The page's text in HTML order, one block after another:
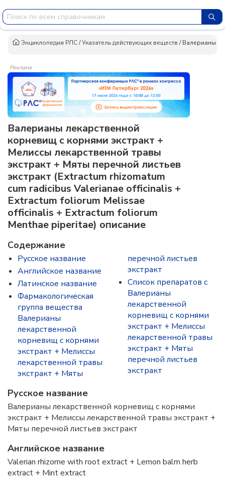
Энциклопедия РЛС/Указатель действующих веществ /Валерианы
Реклама
Валерианы лекарственной
корневищ с корнями экстракт +
Мелиссы лекарственной травы
экстракт + Мяты перечной листьев
экстракт (Extractum rhizomatum
cum radicibus Valerianae officinalis +
Extractum foliorum Melissae
officinalis + Extractum foliorum
Menthae piperitae) описание
Содержание
Русское название
Английское название
Латинское название
Фармакологическая
группа вещества
Валерианы
лекарственной
корневищ с корнями
экстракт + Мелиссы
лекарственной травы
экстракт + Мяты
перечной листьев
экстракт
Список препаратов с
Валерианы
лекарственной
корневищ с корнями
экстракт + Мелиссы
лекарственной травы
экстракт + Мяты
перечной листьев
экстракт
Русское название
Валерианы лекарственной корневищ с корнями
экстракт + Мелиссы лекарственной травы экстракт +
Мяты перечной листьев экстракт
Английское название
Valerian rhizome with root extract + Lemon balm herb
extract + Mint extract